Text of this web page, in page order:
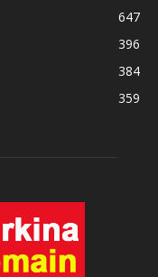
647
396
384
359